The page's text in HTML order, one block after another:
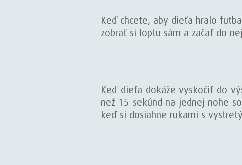
Keď chcete, aby dieťa hralo
zobrať si loptu sám a začať do
Keď dieťa dokáže vyskočiť do
než 15 sekúnd na jednej nohe
keď si dosiahne rukami s